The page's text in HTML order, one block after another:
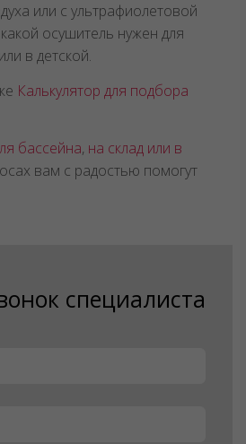
или с ультрафиолетовой
осушитель нужен для
в детской.
Калькулятор для подбора
бассейна, на склад или в
вам с радостью помогут
специалиста